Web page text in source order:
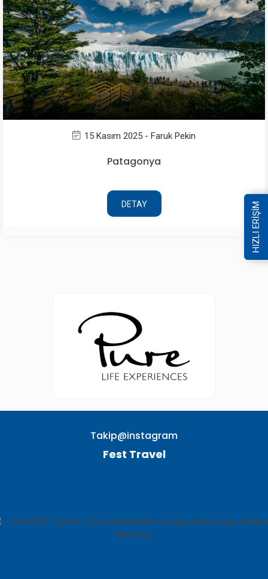
13 Kasım 2025 - Faruk Pekin
Ankara Kalesi
DETAY
Takip@instagram
Fest Travel
HIZLI ERİŞİM